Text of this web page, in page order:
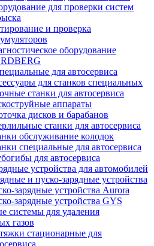
для проверки систем
и проверка
оборудование
для автосервиса
для станков специальных
станки для автосервиса
аппараты
дисков и барабанов
станки для автосервиса
обслуживание колодок
специальные для автосервиса
для автосервиса
устройства для автомобилей
и пуско-зарядные устройства
зарядные устройства Aurora
зарядные устройства GYS
системы для удаления
газов
стационарные для